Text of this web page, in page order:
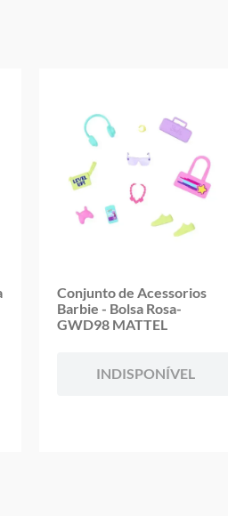
Conjunto de Acessorios
Barbie - Bolsa Rosa-
GWD98 MATTEL
INDISPONÍVEL